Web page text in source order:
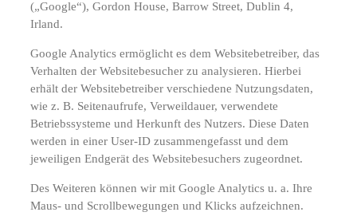
(„Google“), Gordon House, Barrow Street, Dublin 4,
Irland.
Google Analytics ermöglicht es dem Websitebetreiber, das
Verhalten der Websitebesucher zu analysieren. Hierbei
erhält der Websitebetreiber verschiedene Nutzungsdaten,
wie z. B. Seitenaufrufe, Verweildauer, verwendete
Betriebssysteme und Herkunft des Nutzers. Diese Daten
werden in einer User-ID zusammengefasst und dem
jeweiligen Endgerät des Websitebesuchers zugeordnet.
Des Weiteren können wir mit Google Analytics u. a. Ihre
Maus- und Scrollbewegungen und Klicks aufzeichnen.